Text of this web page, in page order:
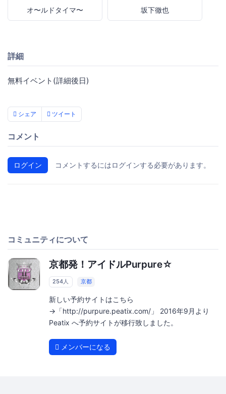
オ〜ルドタイマ〜 坂下徹也
詳細
無料イベント(詳細後日)
シェア ツイート
コメント
ログイン コメントするにはログインする必要があります。
コミュニティについて
京都発！アイドルPurpure☆
254人 京都
新しい予約サイトはこちら
→「http://purpure.peatix.com/」 2016年9月より
Peatix へ予約サイトが移行致しました。
メンバーになる